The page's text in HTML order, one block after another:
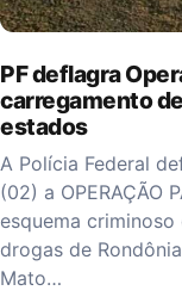
PF deflagra
carregamento
estados
A Polícia Federal
(02) a OPERAÇÃO
esquema
drogas de
Mato…